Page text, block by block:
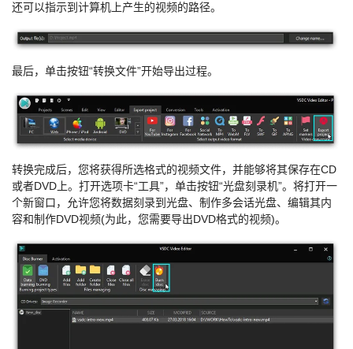
还可以指示到计算机上产生的视频的路径。
最后，单击按钮“转换文件”开始导出过程。
转换完成后，您将获得所选格式的视频文件，并能够将其保存在CD
或者DVD上。打开选项卡“工具”，单击按钮“光盘刻录机”。将打开一
个新窗口，允许您将数据刻录到光盘、制作多会话光盘、编辑其内
容和制作DVD视频(为此，您需要导出DVD格式的视频)。